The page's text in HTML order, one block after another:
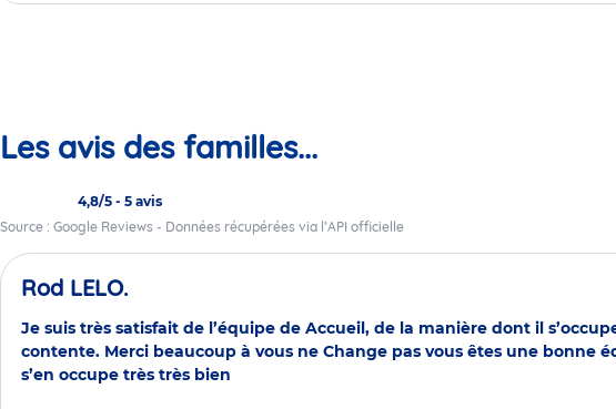
Les avis des familles...
4,8/5 - 5 avis
Source : Google Reviews - Données récupérées via l’API officielle
Rod LELO.
Je suis très satisfait de l’équipe de Accueil, de la manière dont il
contente. Merci beaucoup à vous ne Change pas vous êtes une bonne
s’en occupe très très bien